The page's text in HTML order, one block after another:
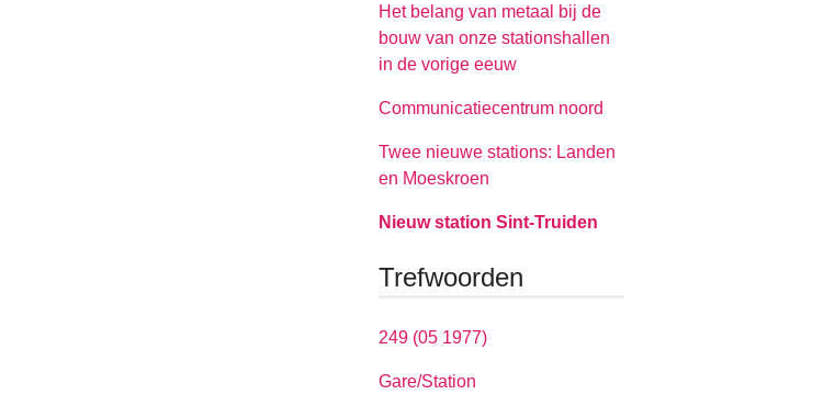
Het belang van metaal bij de
bouw van onze stationshallen
in de vorige eeuw
Communicatiecentrum noord
Twee nieuwe stations: Landen
en Moeskroen
Nieuw station Sint-Truiden
Trefwoorden
249 (05 1977)
Gare/Station